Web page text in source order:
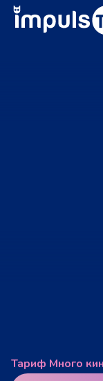
Тариф Много